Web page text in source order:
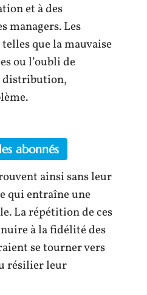
et à des
managers. Les
que la mauvaise
ou l’oubli de
distribution,
abonnés
ainsi sans leur
qui entraîne une
La répétition de ces
à la fidélité des
se tourner vers
résilier leur